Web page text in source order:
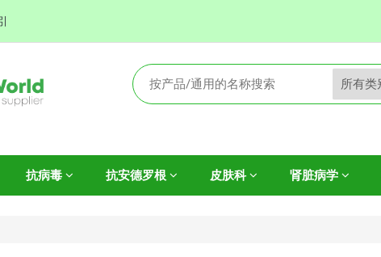
抗病毒 抗安德罗根 皮肤科 肾脏病学